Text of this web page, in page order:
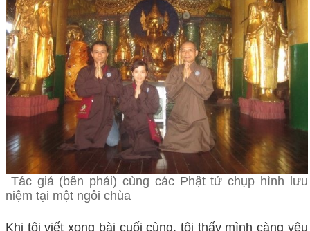
Tác giả (bên phải) cùng các Phật tử chụp hình lưu
niệm tại một ngôi chùa
Khi tôi viết xong bài cuối cùng, tôi thấy mình càng yêu